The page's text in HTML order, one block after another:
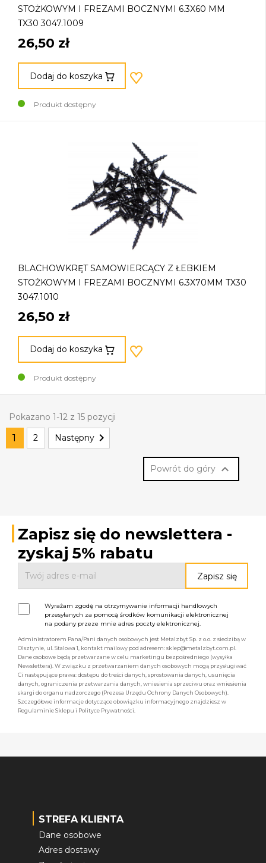
STOŻKOWYM I FREZAMI BOCZNYMI 6.3X60 MM
TX30 3047.1009
26,50 zł
Dodaj do koszyka
Produkt dostępny
BLACHOWKRĘT SAMOWIERCĄCY Z ŁEBKIEM
STOŻKOWYM I FREZAMI BOCZNYMI 6.3X70MM TX30
3047.1010
26,50 zł
Dodaj do koszyka
Produkt dostępny
Pokazano 1-12 z 15 pozycji
1 2 Następny 
Powrót do góry 
Zapisz się do newslettera -
zyskaj 5% rabatu
Wyrażam zgodę na otrzymywanie informacji handlowych
przesyłanych za pomocą środków komunikacji elektronicznej
na podany przeze mnie adres poczty elektronicznej.
Administratorem Pana/Pani danych osobowych jest Metalzbyt Sp. z o.o. z siedzibą w
Olsztynie, ul. Stalowa 1, kontakt mailowy pod adresem: sklep@metalzbyt.com.pl.
Dane osobowe będą przetwarzane w celu marketingu bezpośredniego (wysyłka
Newslettera). W związku z przetwarzaniem danych osobowych mogą przysługiwać
Ci następujące prawa: dostępu do treści danych, sprostowania danych, usunięcia
danych, ograniczenia przetwarzania danych, wniesienia sprzeciwu oraz wniesienia
skargi do organu nadzorczego (Prezesa Urzędu Ochrony Danych Osobowych).
Szczegółowe informacje dotyczące obowiązku informacyjnego znajdziesz w
Regulaminie Sklepu i Polityce Prywatności.
STREFA KLIENTA
Dane osobowe
Adres dostawy